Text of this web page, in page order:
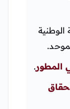
المطور.